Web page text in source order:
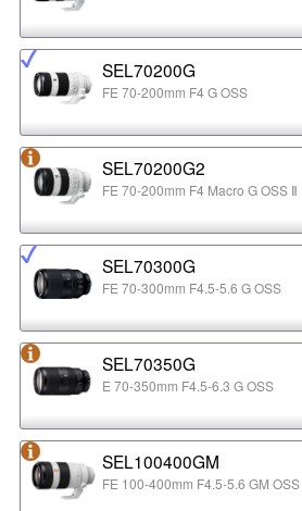
SEL70200G
FE 70-200mm F4 G OSS
SEL70200G2
FE 70-200mm F4 Macro G OSS Ⅱ
SEL70300G
FE 70-300mm F4.5-5.6 G OSS
SEL70350G
E 70-350mm F4.5-6.3 G OSS
SEL100400GM
FE 100-400mm F4.5-5.6 GM OSS